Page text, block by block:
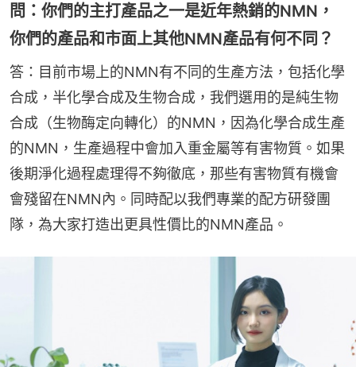
問：你們的主打產品之一是近年熱銷的NMN，
你們的產品和市面上其他NMN產品有何不同？
答：目前市場上的NMN有不同的生產方法，包括化學
合成，半化學合成及生物合成，我們選用的是純生物
合成（生物酶定向轉化）的NMN，因為化學合成生產
的NMN，生產過程中會加入重金屬等有害物質。如果
後期淨化過程處理得不夠徹底，那些有害物質有機會
會殘留在NMN內。同時配以我們專業的配方研發團
隊，為大家打造出更具性價比的NMN產品。